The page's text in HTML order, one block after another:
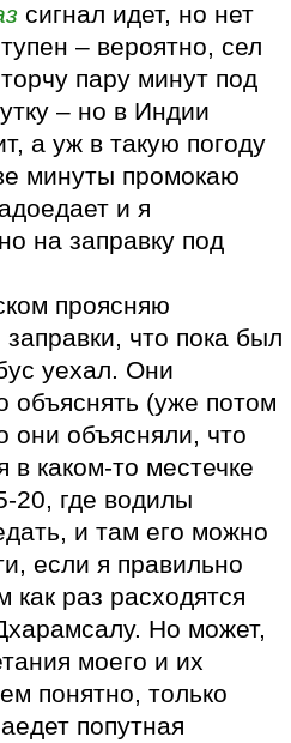
сигнал идет, но нет
– вероятно, сел
пару минут под
– но в Индии
а уж в такую погоду
минуты промокаю
и я
на заправку под
проясняю
что пока был
уехал. Они
объяснять (уже потом
они объясняли, что
в каком-то местечке
20, где водилы
и там его можно
если я правильно
как раз расходятся
Но может,
моего и их
понятно, только
попутная